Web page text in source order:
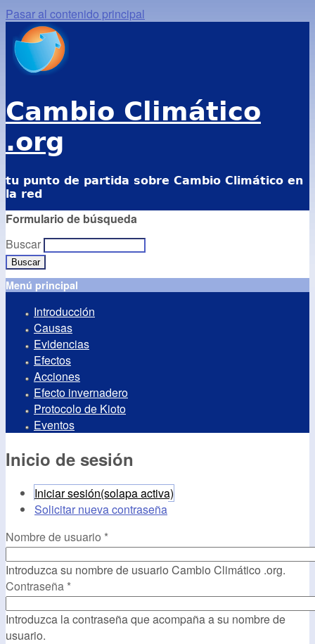
Pasar al contenido principal
Cambio Climático
.org
tu punto de partida sobre Cambio Climático en
la red
Formulario de búsqueda
Buscar
Menú principal
Introducción
Causas
Evidencias
Efectos
Acciones
Efecto invernadero
Protocolo de Kioto
Eventos
Inicio de sesión
Iniciar sesión(solapa activa)
Solicitar nueva contraseña
Nombre de usuario *
Introduzca su nombre de usuario Cambio Climático .org.
Contraseña *
Introduzca la contraseña que acompaña a su nombre de
usuario.